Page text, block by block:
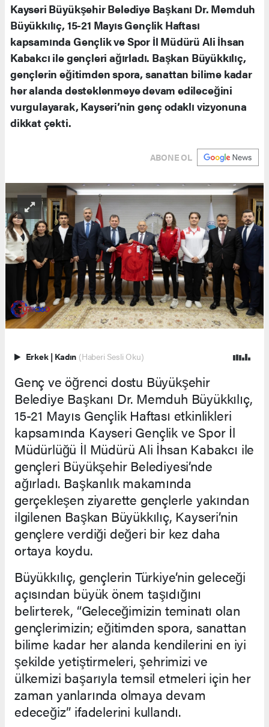
Kayseri Büyükşehir Belediye Başkanı Dr. Memduh
Büyükkılıç, 15-21 Mayıs Gençlik Haftası
kapsamında Gençlik ve Spor İl Müdürü Ali İhsan
Kabakcı ile gençleri ağırladı. Başkan Büyükkılıç,
gençlerin eğitimden spora, sanattan bilime kadar
her alanda desteklenmeye devam edileceğini
vurgulayarak, Kayseri’nin genç odaklı vizyonuna
dikkat çekti.
ABONE OL
Erkek | Kadın (Haberi Sesli Oku)
Genç ve öğrenci dostu Büyükşehir
Belediye Başkanı Dr. Memduh Büyükkılıç,
15-21 Mayıs Gençlik Haftası etkinlikleri
kapsamında Kayseri Gençlik ve Spor İl
Müdürlüğü İl Müdürü Ali İhsan Kabakcı ile
gençleri Büyükşehir Belediyesi’nde
ağırladı. Başkanlık makamında
gerçekleşen ziyarette gençlerle yakından
ilgilenen Başkan Büyükkılıç, Kayseri’nin
gençlere verdiği değeri bir kez daha
ortaya koydu.
Büyükkılıç, gençlerin Türkiye’nin geleceği
açısından büyük önem taşıdığını
belirterek, “Geleceğimizin teminatı olan
gençlerimizin; eğitimden spora, sanattan
bilime kadar her alanda kendilerini en iyi
şekilde yetiştirmeleri, şehrimizi ve
ülkemizi başarıyla temsil etmeleri için her
zaman yanlarında olmaya devam
edeceğiz” ifadelerini kullandı.